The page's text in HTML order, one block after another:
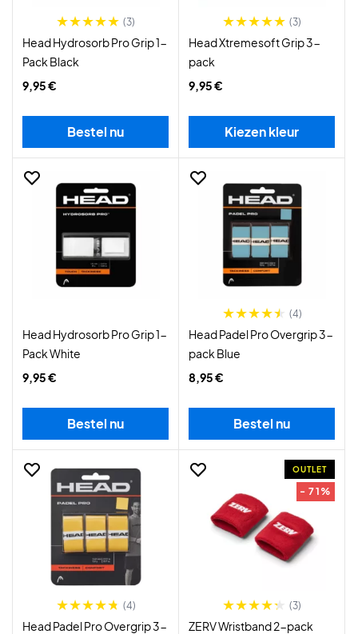
(3)
Head Hydrosorb Pro Grip 1-
Pack Black
9,95 €
Bestel nu
(3)
Head Xtremesoft Grip 3-
pack
9,95 €
Kiezen kleur
Head Hydrosorb Pro Grip 1-
Pack White
9,95 €
Bestel nu
(4)
Head Padel Pro Overgrip 3-
pack Blue
8,95 €
Bestel nu
(4)
Head Padel Pro Overgrip 3-
OUTLET
- 71%
(3)
ZERV Wristband 2-pack